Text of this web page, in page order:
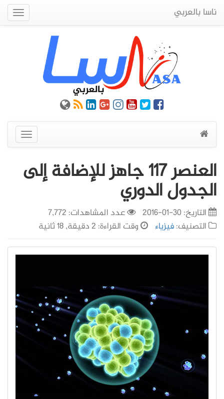
ناسا بالعربي
عرض
القائمة
العنصر 117 جاهز للإضافة إلى
الجدول الدوري
التاريخ:30-01-2016
عدد المشاهدات: 7,772
التصنيف:فيزياء وقت القراءة: 2 دقيقة, 18 ثانية